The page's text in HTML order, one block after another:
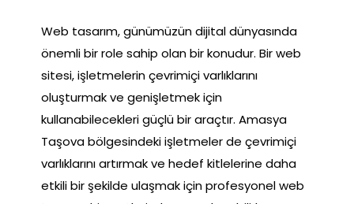
Web tasarım, günümüzün dijital dünyasında
önemli bir role sahip olan bir konudur. Bir web
sitesi, işletmelerin çevrimiçi varlıklarını
oluşturmak ve genişletmek için
kullanabilecekleri güçlü bir araçtır. Amasya
Taşova bölgesindeki işletmeler de çevrimiçi
varlıklarını artırmak ve hedef kitlelerine daha
etkili bir şekilde ulaşmak için profesyonel web